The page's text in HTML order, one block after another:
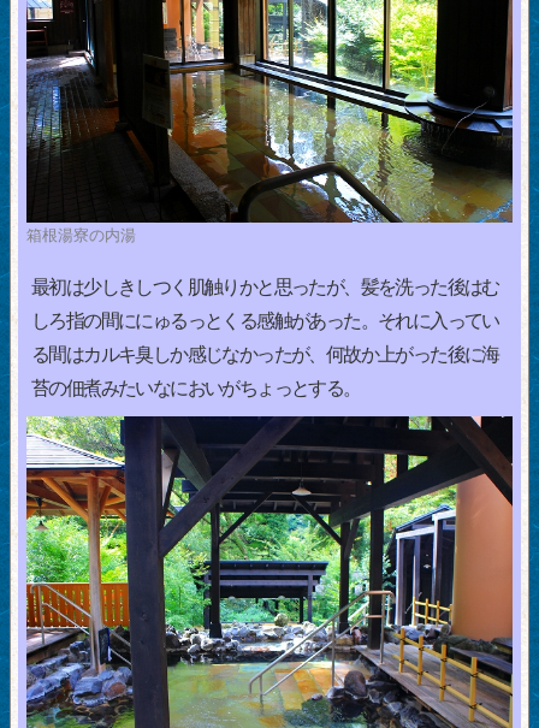
箱根湯寮の内湯
最初は少しきしつく肌触りかと思ったが、髪を洗った後はむ
しろ指の間ににゅるっとくる感触があった。それに入ってい
る間はカルキ臭しか感じなかったが、何故か上がった後に海
苔の佃煮みたいなにおいがちょっとする。